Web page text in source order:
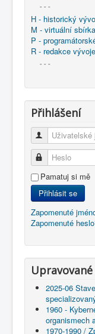
- - -
H - historický
M - virtuální
P -
R - redakce
- - -
Přihlášení
Uživatelské
Heslo
Pamatuj si mě
Přihlásit se
Zapomenuté
Zapomenuté
Upravované
2025-06
1960 -
organismech
1970-1990 /